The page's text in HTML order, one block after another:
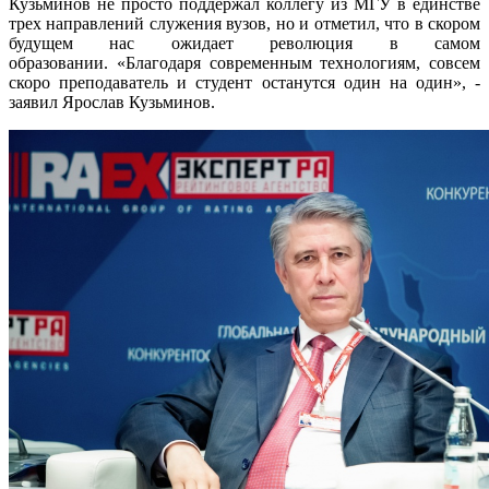
трех направлений служения вузов, но и отметил, что в скором
будущем нас ожидает революция в самом
образовании. «Благодаря современным технологиям, совсем
скоро преподаватель и студент останутся один на один», -
заявил Ярослав Кузьминов.